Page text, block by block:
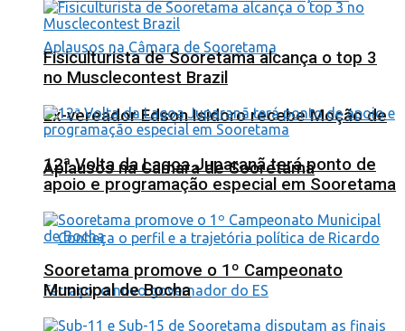
Ex-vereador Edson Isidoro recebe Moção de
Aplausos na Câmara de Sooretama
Fisiculturista de Sooretama alcança o top 3
no Musclecontest Brazil
12ª Volta da Lagoa Juparanã terá ponto de
apoio e programação especial em Sooretama
Sooretama promove o 1º Campeonato
Municipal de Bocha